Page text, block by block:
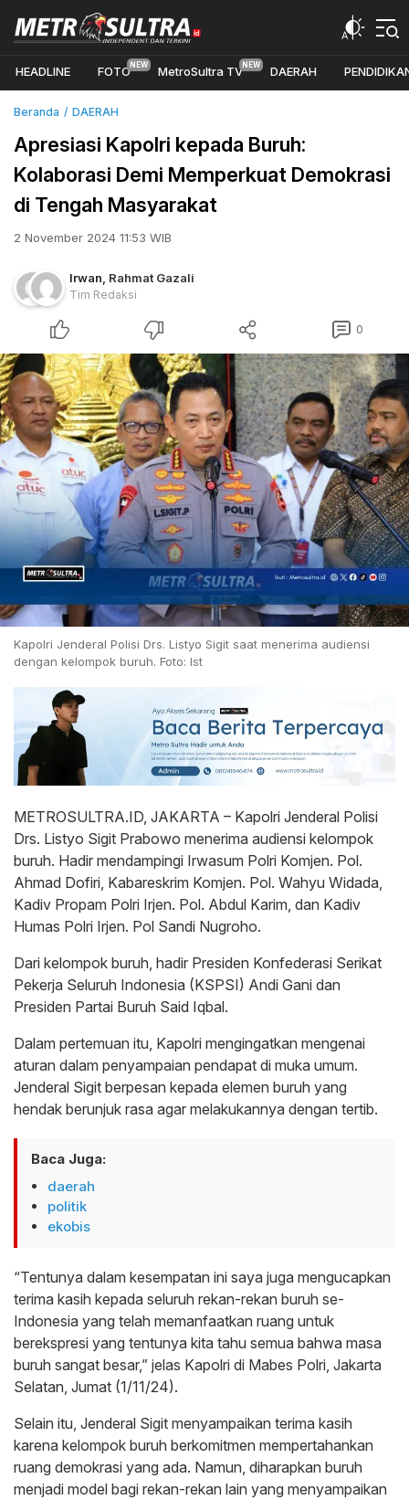
HEADLINE FOTO MetroSultra TV DAERAH
Beranda DAERAH
Apresiasi Kapolri kepada Buruh:
Kolaborasi Demi Memperkuat Demokrasi
di Tengah Masyarakat
2 November 2024 11:53 WIB
Irwan Rahmat Gazali
Tim Redaksi
0
Kapolri Jenderal Polisi Drs. Listyo Sigit saat menerima audiensi
dengan kelompok buruh. Foto: Ist
METROSULTRA.ID, JAKARTA – Kapolri Jenderal Polisi
Drs. Listyo Sigit Prabowo menerima audiensi kelompok
buruh. Hadir mendampingi Irwasum Polri Komjen. Pol.
Ahmad Dofiri, Kabareskrim Komjen. Pol. Wahyu Widada,
Kadiv Propam Polri Irjen. Pol. Abdul Karim, dan Kadiv
Humas Polri Irjen. Pol Sandi Nugroho.
Dari kelompok buruh, hadir Presiden Konfederasi Serikat
Pekerja Seluruh Indonesia (KSPSI) Andi Gani dan
⁠Presiden Partai Buruh Said Iqbal.
Dalam pertemuan itu, Kapolri mengingatkan mengenai
aturan dalam penyampaian pendapat di muka umum.
Jenderal Sigit berpesan kepada elemen buruh yang
hendak berunjuk rasa agar melakukannya dengan tertib.
Baca Juga:
daerah
politik
ekobis
“Tentunya dalam kesempatan ini saya juga mengucapkan
terima kasih kepada seluruh rekan-rekan buruh se-
Indonesia yang telah memanfaatkan ruang untuk
berekspresi yang tentunya kita tahu semua bahwa masa
buruh sangat besar,” jelas Kapolri di Mabes Polri, Jakarta
Selatan, Jumat (1/11/24).
Selain itu, Jenderal Sigit menyampaikan terima kasih
karena kelompok buruh berkomitmen mempertahankan
ruang demokrasi yang ada. Namun, diharapkan buruh
menjadi model bagi rekan-rekan lain yang menyampaikan